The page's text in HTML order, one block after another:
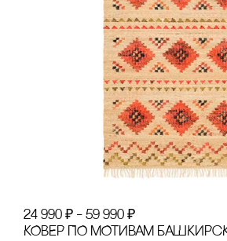
24 990 ₽ – 59 990 ₽
КОВЕР ПО МОТИВАМ